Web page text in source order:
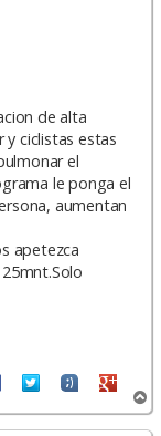
de alta
y ciclistas estas
el
le ponga el
aumentan
apetezca
r